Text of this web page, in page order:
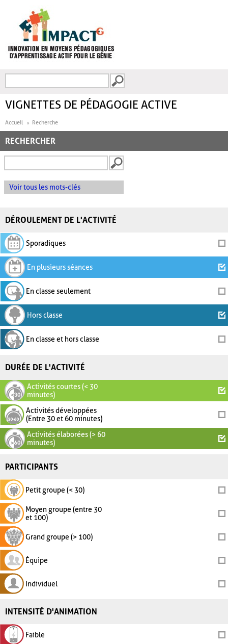
FORMULAIRE DE
VIGNETTES DE PÉDAGOGIE ACTIVE
Accueil Recherche
RECHERCHER
Voir tous les mots-clés
DÉROULEMENT DE L'ACTIVITÉ
Sporadiques
En plusieurs séances
En classe seulement
Hors classe
En classe et hors classe
DURÉE DE L'ACTIVITÉ
Activités courtes (< 30
minutes)
Activités développées
(Entre 30 et 60 minutes)
Activités élaborées (> 60
minutes)
PARTICIPANTS
Petit groupe (< 30)
Moyen groupe (entre 30
et 100)
Grand groupe (> 100)
Équipe
Individuel
INTENSITÉ D'ANIMATION
Faible